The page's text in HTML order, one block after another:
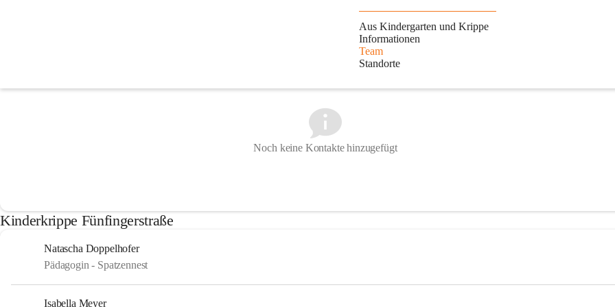
Aus Kindergarten und Krippe
Informationen
Team
Standorte
Noch keine Kontakte hinzugefügt
Kinderkrippe Fünfingerstraße
Natascha Doppelhofer
Pädagogin - Spatzennest
Isabella Meyer